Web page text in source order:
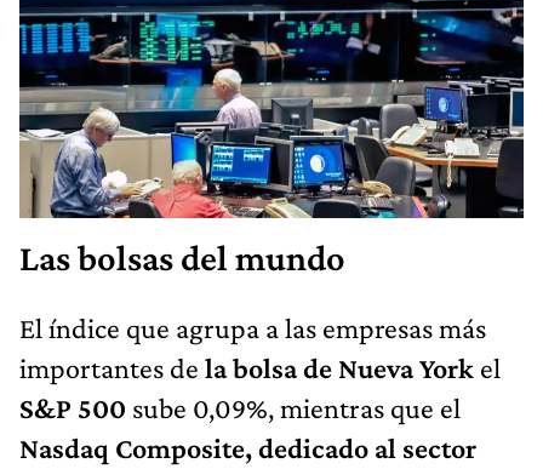
Las bolsas del mundo
El índice que agrupa a las empresas más
importantes de la bolsa de Nueva York el
S&P 500 sube 0,09%, mientras que el
Nasdaq Composite, dedicado al sector